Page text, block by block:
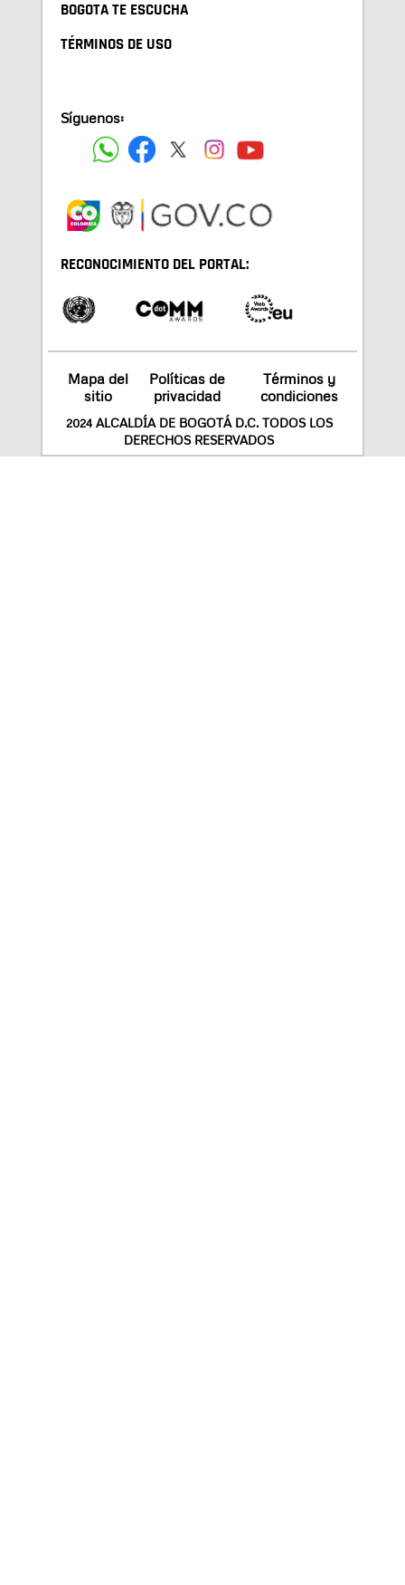
BOGOTA TE ESCUCHA
TÉRMINOS DE USO
Síguenos:
RECONOCIMIENTO DEL PORTAL:
Mapa del
sitio
Políticas de
privacidad
Términos y
condiciones
2024 ALCALDÍA DE BOGOTÁ D.C. TODOS LOS
DERECHOS RESERVADOS